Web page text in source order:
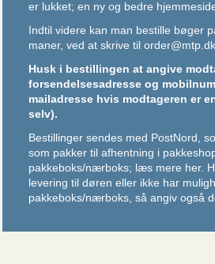
er lukket; en ny og bedre
Indtil videre kan man bestille bøger
maner, ved at skrive til order@mtp.dk
Husk i bestillingen at angive
forsendelsesadresse og
mailadresse hvis modtageren er
selv).
Bestillinger sendes med PostNord,
som pakker til afhentning i
pakkeboks/nærboks; læs mere her.
levering til døren eller ikke har
pakkeboks/nærboks, så angiv også